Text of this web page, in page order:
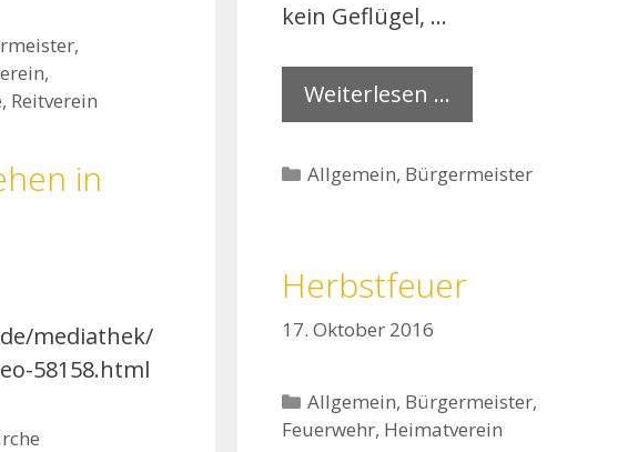
,
,
, Reitverein
kein Geflügel, …
Weiterlesen …
Kategorien
Allgemein, Bürgermeister
in
mediathek/
58158.html
Herbstfeuer
17. Oktober 2016
Kategorien
Allgemein, Bürgermeister,
Feuerwehr, Heimatverein